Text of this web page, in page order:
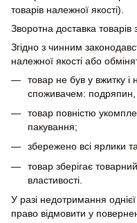
товарів належної якості).
Зворотна доставка товарів
Згідно з чинним
належної якості або
товар не був у вжитку і
споживачем: подряпин,
товар повністю
пакування;
збережено всі ярлики
товар зберігає
властивості.
У разі недотримання
право відмовити у